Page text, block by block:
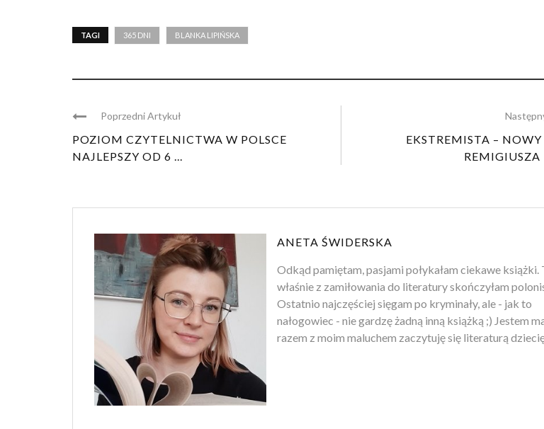
TAGI 365 DNI BLANKA LIPIŃSKA
Poprzedni Artykuł
POZIOM CZYTELNICTWA W POLSCE
NAJLEPSZY OD 6 ...
EKSTREMISTA –
REMIGIUSZA
ANETA ŚWIDERSKA
Odkąd pamiętam, pasjami połykałam ciekawe książki.
właśnie z zamiłowania do literatury skończyłam
Ostatnio najczęściej sięgam po kryminały, ale - jak to
nałogowiec - nie gardzę żadną inną książką ;) Jestem
razem z moim maluchem zaczytuję się literaturą